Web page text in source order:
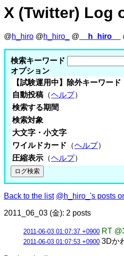
X (Twitter) Log
@h_hiro @h_hiro_ @ __h_hiro__
検索キーワード
オプション
【試験運用中】除外キーワード
自動投稿 （ヘルプ）
検索する期間
検索対象
大文字・小文字
ワイルドカード （ヘルプ）
圧縮表示 （ヘルプ）
Back to the list @h_hiro_'s posts
2011_06_03 (金): 2 posts
2011-06-03 01:07:37 +0900 RT
2011-06-03 01:07:53 +0900 3Dか